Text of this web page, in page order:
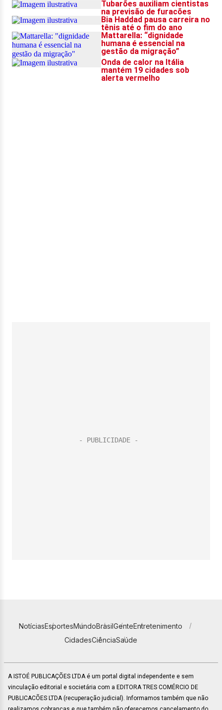
NotíciasEsportesMundoBrasilGenteEntretenimento
CidadesCiênciaSaúde
A ISTOÉ PUBLICAÇÕES LTDA é um portal digital independente e sem
vinculação editorial e societária com a EDITORA TRES COMÉRCIO DE
PUBLICACÕES LTDA (recuperação judicial). Informamos também que não